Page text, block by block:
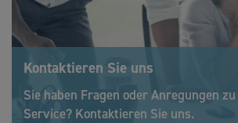
Kontaktieren Sie uns
Sie haben Fragen oder Anregungen
Service? Kontaktieren Sie uns.